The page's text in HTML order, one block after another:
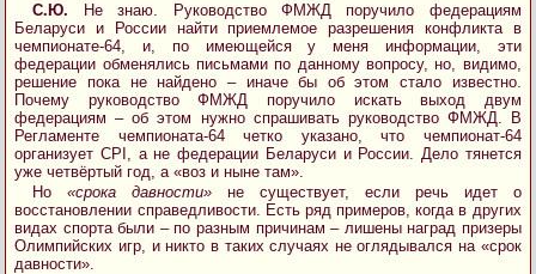
С.Ю. Не знаю. Руководство ФМЖД поручило федерациям
Беларуси и России найти приемлемое разрешения конфликта в
чемпионате-64, и, по имеющейся у меня информации, эти
федерации обменялись письмами по данному вопросу, но, видимо,
решение пока не найдено – иначе бы об этом стало известно.
Почему руководство ФМЖД поручило искать выход двум
федерациям – об этом нужно спрашивать руководство ФМЖД. В
Регламенте чемпионата-64 четко указано, что чемпионат-64
организует CPI, а не федерации Беларуси и России. Дело тянется
уже четвёртый год, а «воз и ныне там».
Но«срока давности» не существует, если речь идет о
восстановлении справедливости. Есть ряд примеров, когда в других
видах спорта были – по разным причинам – лишены наград призеры
Олимпийских игр, и никто в таких случаях не оглядывался на «срок
давности».